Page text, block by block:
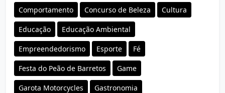
Comportamento Concurso de Beleza Cultura
Educação Educação Ambiental
Empreendedorismo Esporte Fé
Festa do Peão de Barretos Game
Garota Motorcycles Gastronomia